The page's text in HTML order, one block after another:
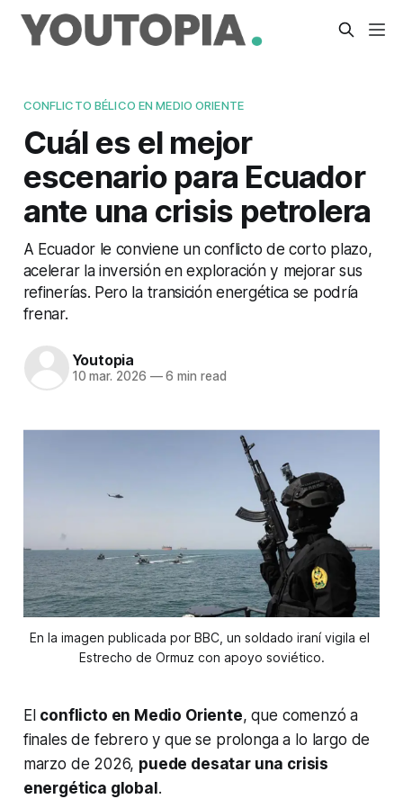
CONFLICTO BÉLICO EN MEDIO ORIENTE
Cuál es el mejor
escenario para Ecuador
ante una crisis petrolera
A Ecuador le conviene un conflicto de corto plazo,
acelerar la inversión en exploración y mejorar sus
refinerías. Pero la transición energética se podría
frenar.
Youtopia
10 mar. 2026 —6 min read
En la imagen publicada por BBC, un soldado iraní vigila el
Estrecho de Ormuz con apoyo soviético.
El conflicto en Medio Oriente, que comenzó a
finales de febrero y que se prolonga a lo largo de
marzo de 2026, puede desatar una crisis
energética global .